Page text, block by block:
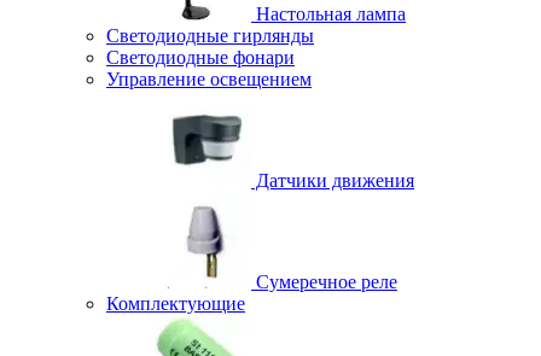
Настольная лампа
Светодиодные гирлянды
Светодиодные фонари
Управление освещением
Датчики движения
Сумеречное реле
Комплектующие